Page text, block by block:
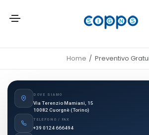
Home Preventivo
DOVE SIAMO
Via Terenzio Mamiani, 15
10082 Cuorgnè (Torino)
TELEFONO / FAX
+39 0124 666494